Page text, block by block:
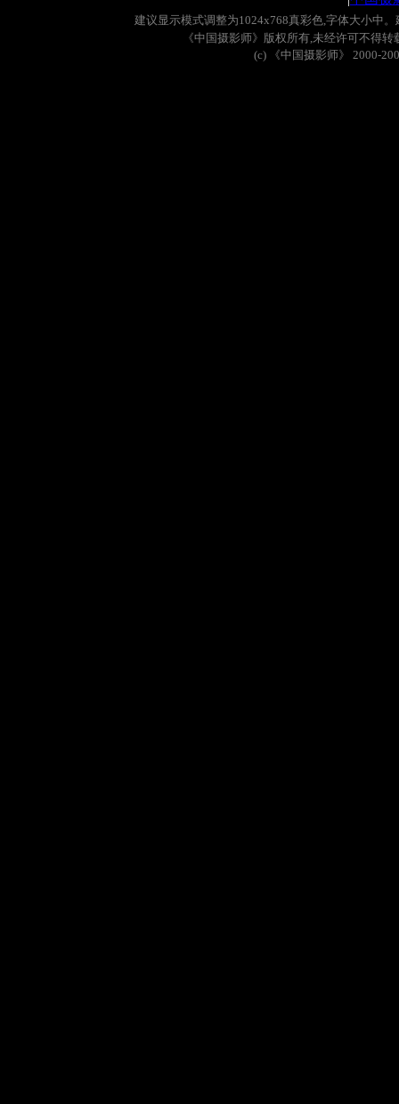
建议显示模式调整为1024x768真彩色,字体大小中。
《中国摄影师》版权所有,未经许可不得转
(c)
《中国摄影师》 2000-200